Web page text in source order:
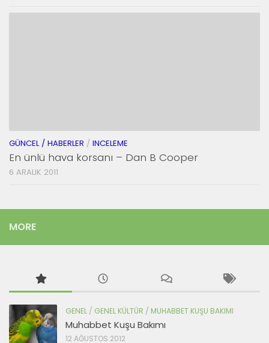
GÜNCEL / HABERLER / INCELEME
En ünlü hava korsanı – Dan B Cooper
6 ARALIK 2011
MORE
GENEL / GENEL KÜLTÜR / MUHABBET KUŞU BAKIMI
Muhabbet Kuşu Bakımı
12 AĞUSTOS 2012